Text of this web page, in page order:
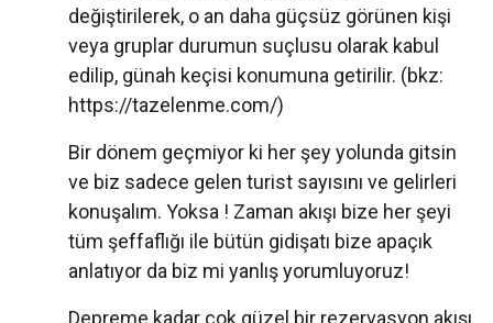
değiştirilerek, o an daha güçsüz görünen kişi
veya gruplar durumun suçlusu olarak kabul
edilip, günah keçisi konumuna getirilir. (bkz:
https://tazelenme.com/)
Bir dönem geçmiyor ki her şey yolunda gitsin
ve biz sadece gelen turist sayısını ve gelirleri
konuşalım. Yoksa ! Zaman akışı bize her şeyi
tüm şeffaflığı ile bütün gidişatı bize apaçık
anlatıyor da biz mi yanlış yorumluyoruz!
Depreme kadar çok güzel bir rezervasyon akışı